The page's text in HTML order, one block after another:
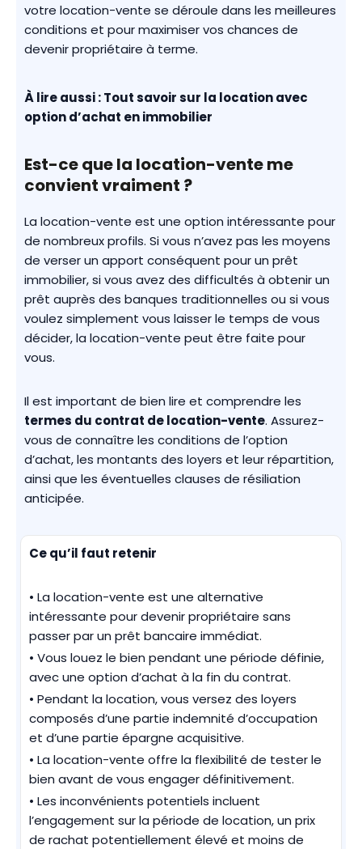
votre location-vente se déroule dans les meilleures
conditions et pour maximiser vos chances de
devenir propriétaire à terme.
À lire aussi :Tout savoir sur la location avec
option d’achat en immobilier
Est-ce que la location-vente me
convient vraiment ?
La location-vente est une option intéressante pour
de nombreux profils. Si vous n’avez pas les moyens
de verser un apport conséquent pour un prêt
immobilier, si vous avez des difficultés à obtenir un
prêt auprès des banques traditionnelles ou si vous
voulez simplement vous laisser le temps de vous
décider, la location-vente peut être faite pour
vous.
Il est important de bien lire et comprendre les
termes du contrat de location-vente. Assurez-
vous de connaître les conditions de l’option
d’achat, les montants des loyers et leur répartition,
ainsi que les éventuelles clauses de résiliation
anticipée.
Ce qu’il faut retenir
• La location-vente est une alternative
intéressante pour devenir propriétaire sans
passer par un prêt bancaire immédiat.
• Vous louez le bien pendant une période définie,
avec une option d’achat à la fin du contrat.
• Pendant la location, vous versez des loyers
composés d’une partie indemnité d’occupation
et d’une partie épargne acquisitive.
• La location-vente offre la flexibilité de tester le
bien avant de vous engager définitivement.
• Les inconvénients potentiels incluent
l’engagement sur la période de location, un prix
de rachat potentiellement élevé et moins de